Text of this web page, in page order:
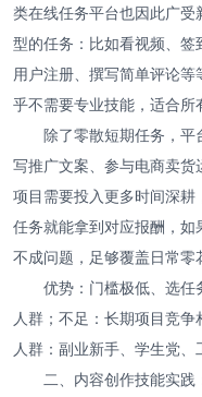
类在线任务平台也因此广
型的任务：比如看视频、
用户注册、撰写简单评论
乎不需要专业技能，适合所
除了零散短期任务，
写推广文案、参与电商卖
项目需要投入更多时间深
任务就能拿到对应报酬，
不成问题，足够覆盖日常零
优势：门槛极低、选
人群；不足：长期项目竞
人群：副业新手、学生党、
二、内容创作技能实践